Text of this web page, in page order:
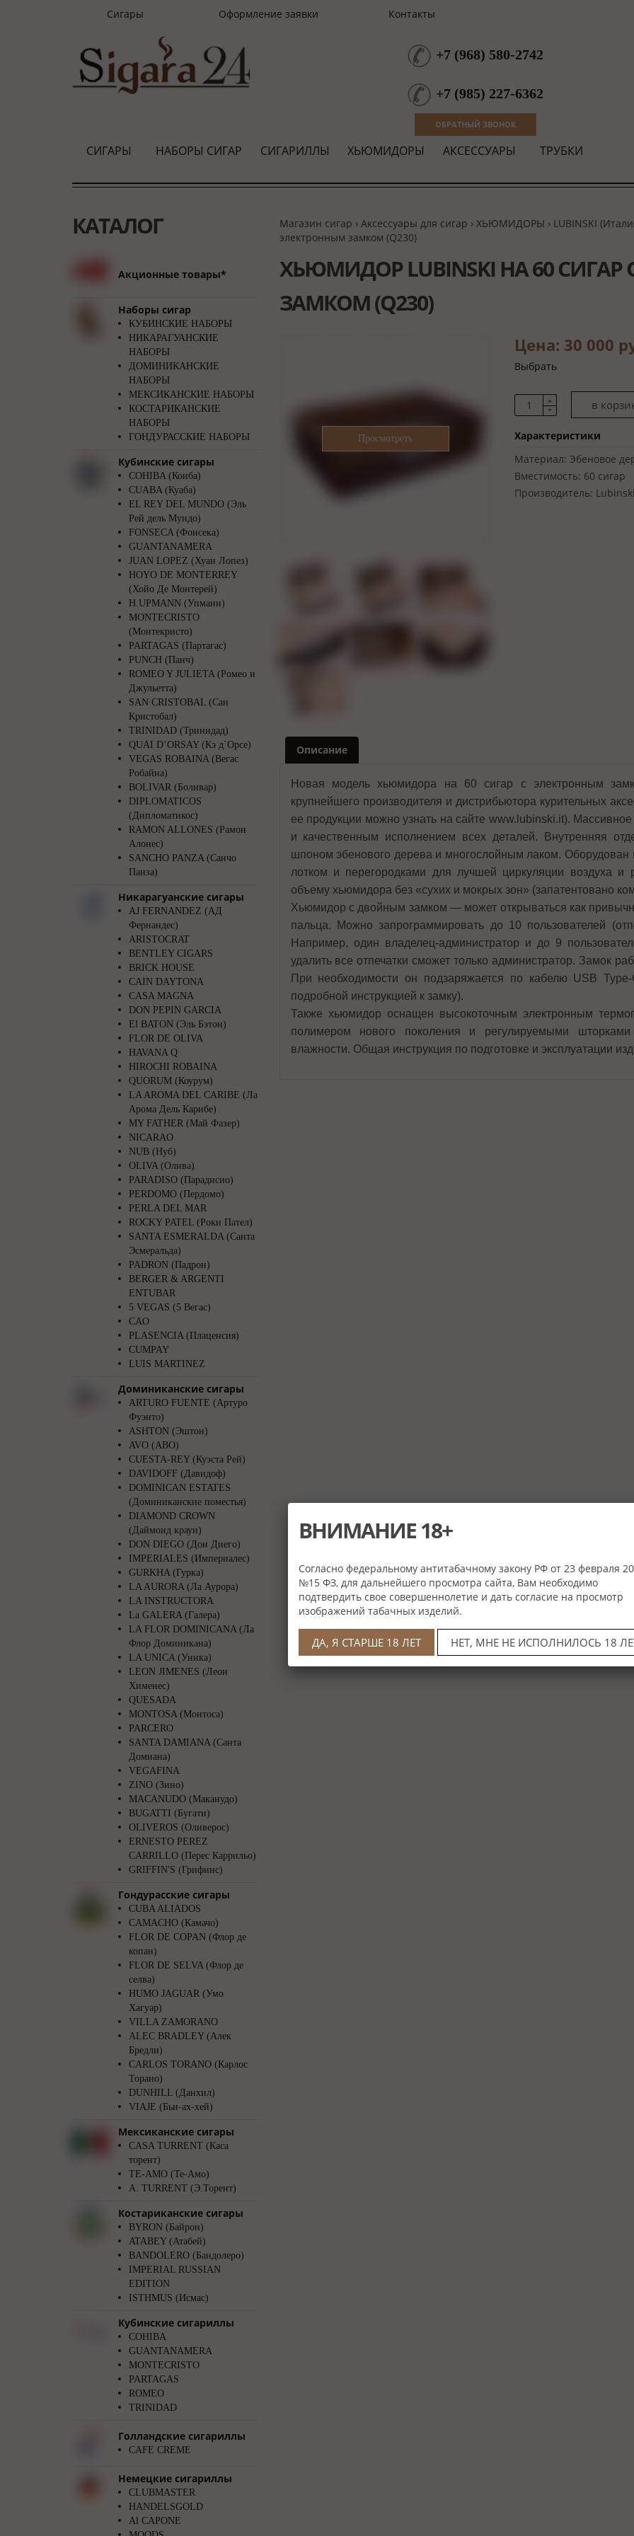
Сигары Оформление заявки Контакты
+7 (968) 580-2742
+7 (985) 227-6362
ОБРАТНЫЙ ЗВОНОК
СИГАРЫ НАБОРЫ СИГАР СИГАРИЛЛЫ ХЬЮМИДОРЫ АКСЕССУАРЫ ТРУБКИ
КАТАЛОГ
Акционные товары*
Наборы сигар
КУБИНСКИЕ НАБОРЫ
НИКАРАГУАНСКИЕ
НАБОРЫ
ДОМИНИКАНСКИЕ
НАБОРЫ
МЕКСИКАНСКИЕ НАБОРЫ
КОСТАРИКАНСКИЕ
НАБОРЫ
ГОНДУРАССКИЕ НАБОРЫ
Кубинские сигары
COHIBA (Коиба)
CUABA (Куаба)
EL REY DEL MUNDO (Эль
Рей дель Мундо)
FONSECA (Фонсека)
GUANTANAMERA
JUAN LOPEZ (Хуан Лопез)
HOYO DE MONTERREY
(Хойо Де Монтерей)
H.UPMANN (Упманн)
MONTECRISTO
(Монтекристо)
PARTAGAS (Партагас)
PUNCH (Панч)
ROMEO Y JULIETA (Ромео и
Джульетта)
SAN CRISTOBAL (Сан
Кристобал)
TRINIDAD (Тринидад)
QUAI D’ORSAY (Кэ д`Орсе)
VEGAS ROBAINA (Вегас
Робайна)
BOLIVAR (Боливар)
DIPLOMATICOS
(Дипломатикос)
RAMON ALLONES (Рамон
Алонес)
SANCHO PANZA (Санчо
Панза)
Никарагуанские сигары
AJ FERNANDEZ (АД
Фернандес)
ARISTOCRAT
BENTLEY CIGARS
BRICK HOUSE
CAIN DAYTONA
CASA MAGNA
DON PEPIN GARCIA
El BATON (Эль Бэтон)
FLOR DE OLIVA
HAVANA Q
HIROCHI ROBAINA
QUORUM (Коурум)
LA AROMA DEL CARIBE (Ла
Арома Дель Карибе)
MY FATHER (Май Фазер)
NICARAO
NUB (Нуб)
OLIVA (Олива)
PARADISO (Парадисио)
PERDOMO (Пердомо)
PERLA DEL MAR
ROCKY PATEL (Роки Пател)
SANTA ESMERALDA (Санта
Эсмеральда)
PADRON (Падрон)
BERGER & ARGENTI
ENTUBAR
5 VEGAS (5 Вегас)
CAO
PLASENCIA (Плаценсия)
CUMPAY
LUIS MARTINEZ
Доминиканские сигары
ARTURO FUENTE (Артуро
Фуэнто)
ASHTON (Эштон)
AVO (АВО)
CUESTA-REY (Куэста Рей)
DAVIDOFF (Давидоф)
DOMINICAN ESTATES
(Доминиканские поместья)
DIAMOND CROWN
(Даймонд краун)
DON DIEGO (Дон Диего)
IMPERIALES (Империалес)
GURKHA (Гурка)
LA AURORA (Ла Аурора)
LA INSTRUCTORA
La GALERA (Галера)
LA FLOR DOMINICANA (Ла
Флор Доминикана)
LA UNICA (Уника)
LEON JIMENES (Леон
Хименес)
QUESADA
MONTOSA (Монтоса)
PARCERO
SANTA DAMIANA (Санта
Домиана)
VEGAFINA
ZINO (Зино)
MACANUDO (Маканудо)
BUGATTI (Бугати)
OLIVEROS (Оливерос)
ERNESTO PEREZ
CARRILLO (Перес Каррильо)
GRIFFIN′S (Грифинс)
Гондурасские сигары
CUBA ALIADOS
CAMACHO (Камачо)
FLOR DE COPAN (Флор де
копан)
FLOR DE SELVA (Флор де
селва)
HUMO JAGUAR (Умо
Хагуар)
VILLA ZAMORANO
ALEC BRADLEY (Алек
Бредли)
CARLOS TORANO (Карлос
Торано)
DUNHILL (Данхил)
VIAJE (Бьи-ах-хей)
Мексиканские сигары
CASA TURRENT (Каса
торент)
TE-AMO (Те-Амо)
A. TURRENT (Э.Торент)
Костариканские сигары
BYRON (Байрон)
ATABEY (Атабей)
BANDOLERO (Бандолеро)
IMPERIAL RUSSIAN
EDITION
ISTHMUS (Исмас)
Кубинские сигариллы
COHIBA
GUANTANAMERA
MONTECRISTO
PARTAGAS
ROMEO
TRINIDAD
Голландские сигариллы
CAFE CREME
Немецкие сигариллы
CLUBMASTER
HANDELSGOLD
Al CAPONE
Магазин сигар › Аксессуары для сигар › ХЬЮМИДОРЫ › LUBINSKI
электронным замком (Q230)
ХЬЮМИДОР LUBINSKI НА 60
ЗАМКОМ (Q230)
Цена: 30 000
Выбрать
Характеристики
Материал: Эбеновое
Вместимость: 60 сигар
Производитель:
Описание
Новая модель хьюмидора на 60 сигар с электронным
крупнейшего производителя и дистрибьютора курительных
ее продукции можно узнать на сайте www.lubinski.it).
и качественным исполнением всех деталей. Внутренняя
шпоном эбенового дерева и многослойным лаком.
лотком и перегородками для лучшей циркуляции воздуха и
объему хьюмидора без «сухих и мокрых зон» (запатентовано
Хьюмидор с двойным замком — может открываться как
пальца. Можно запрограммировать до 10 пользователей
Например, один владелец-администратор и до 9
удалить все отпечатки сможет только администратор. Замок
При необходимости он подзаряжается по кабелю USB
подробной инструкцией к замку).
Также хьюмидор оснащен высокоточным электронным
полимером нового поколения и регулируемыми
влажности. Общая инструкция по подготовке и эксплуатации
ВНИМАНИЕ 18+
Согласно федеральному антитабачному закону РФ от 23 февраля
№15 ФЗ, для дальнейшего просмотра сайта, Вам необходимо
подтвердить свое совершеннолетие и дать согласие на просмотр
изображений табачных изделий.
ДА, Я СТАРШЕ 18 ЛЕТ НЕТ, МНЕ НЕ ИСПОЛНИЛОСЬ 18